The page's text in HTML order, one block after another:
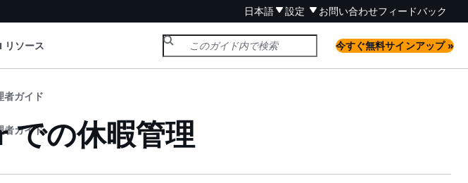
日本語 設定 お問い合わせフィードバック
リソース 今すぐ無料サインアップ »
者ガイド
者ガイド
での休暇管理